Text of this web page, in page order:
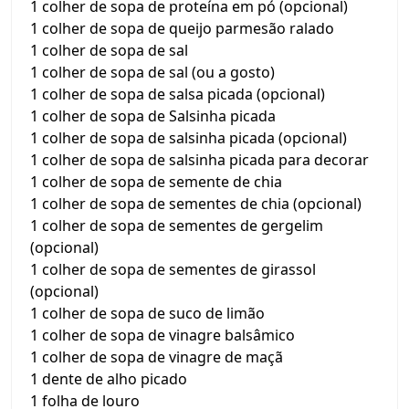
1 colher de sopa de proteína em pó (opcional)
1 colher de sopa de queijo parmesão ralado
1 colher de sopa de sal
1 colher de sopa de sal (ou a gosto)
1 colher de sopa de salsa picada (opcional)
1 colher de sopa de Salsinha picada
1 colher de sopa de salsinha picada (opcional)
1 colher de sopa de salsinha picada para decorar
1 colher de sopa de semente de chia
1 colher de sopa de sementes de chia (opcional)
1 colher de sopa de sementes de gergelim
(opcional)
1 colher de sopa de sementes de girassol
(opcional)
1 colher de sopa de suco de limão
1 colher de sopa de vinagre balsâmico
1 colher de sopa de vinagre de maçã
1 dente de alho picado
1 folha de louro